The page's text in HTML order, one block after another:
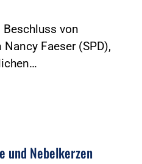
Beschluss von
Faeser (SPD),
und Nebelkerzen